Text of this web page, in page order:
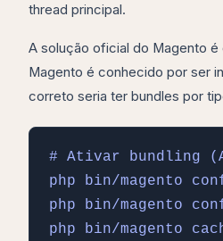
thread principal.
A solução oficial do Magento é
Magento é conhecido por ser
correto seria ter bundles por
# Ativar bundling
php bin/magento
php bin/magento
php bin/magento